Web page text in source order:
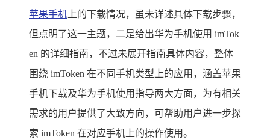
苹果手机 上的下载情况，虽未详述具体下载步骤，
但点明了这一主题，二是给出华为手机使用 imTok
en 的详细指南，不过未展开指南具体内容，整体
围绕 imToken 在不同手机类型上的应用，涵盖苹果
手机下载及华为手机使用指导两大方面，为有相关
需求的用户提供了大致方向，可帮助用户进一步探
索 imToken 在对应手机上的操作使用。